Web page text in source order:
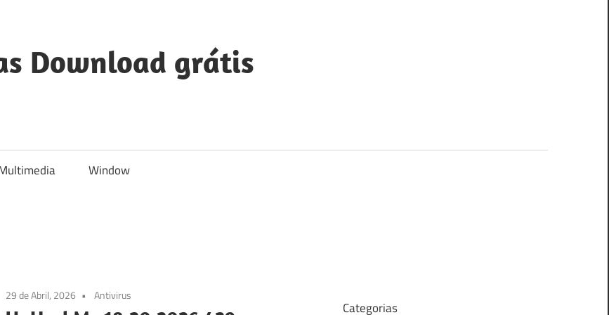
Download grátis
Window
29 de Abril, 2026 Antivirus
Categorias